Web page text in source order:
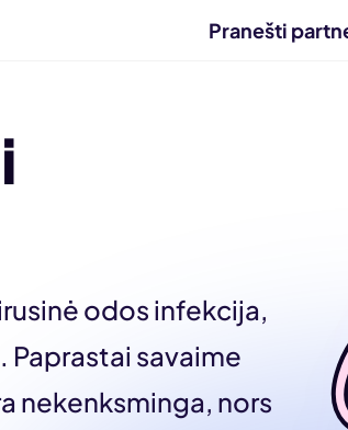
Pranešti
odos infekcija,
Paprastai savaime
nekenksminga, nors